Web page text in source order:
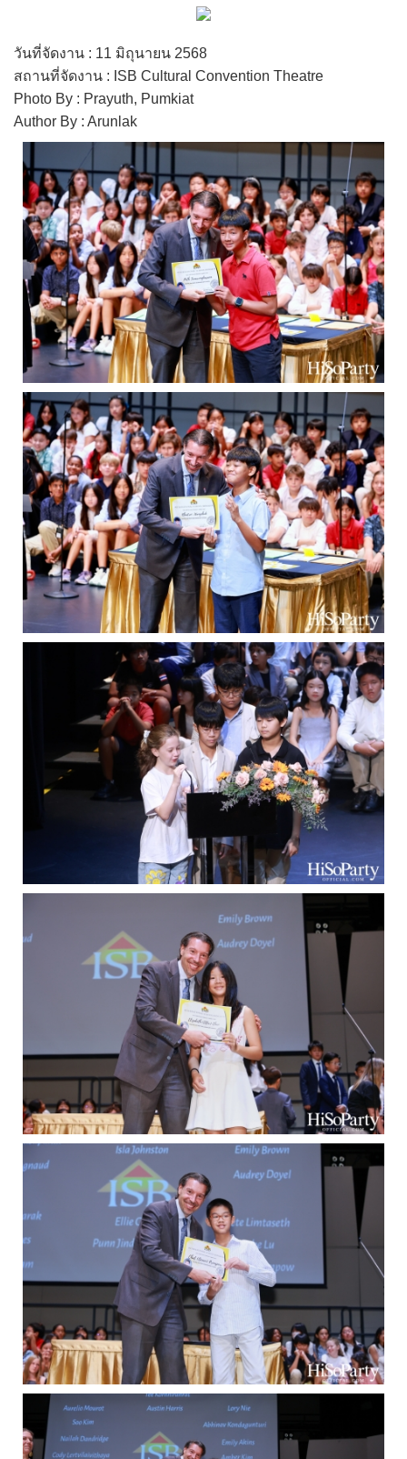
วันที่จัดงาน : 11 มิถุนายน 2568
สถานที่จัดงาน : ISB Cultural Convention Theatre
Photo By : Prayuth, Pumkiat
Author By : Arunlak